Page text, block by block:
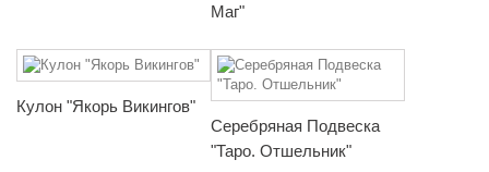
Маг"
Кулон "Якорь Викингов"
Серебряная Подвеска
"Таро. Отшельник"